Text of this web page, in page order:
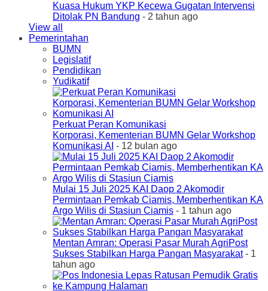
Kuasa Hukum YKP Kecewa Gugatan Intervensi
Ditolak PN Bandung - 2 tahun ago
View all
Pemerintahan
BUMN
Legislatif
Pendidikan
Yudikatif
Perkuat Peran Komunikasi
Korporasi, Kementerian BUMN Gelar Workshop
Komunikasi AI - 12 bulan ago
Mulai 15 Juli 2025 KAI Daop 2 Akomodir
Permintaan Pemkab Ciamis, Memberhentikan KA
Argo Wilis di Stasiun Ciamis - 1 tahun ago
Mentan Amran: Operasi Pasar Murah AgriPost
Sukses Stabilkan Harga Pangan Masyarakat- 1
tahun ago